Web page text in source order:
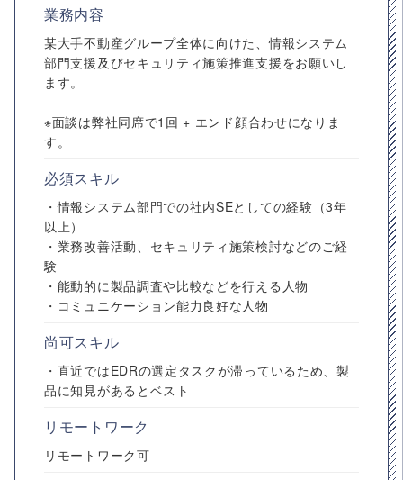
業務内容
某大手不動産グループ全体に向けた、情報システム
部門支援及びセキュリティ施策推進支援をお願いし
ます。
※面談は弊社同席で1回 + エンド顔合わせになりま
す。
必須スキル
・情報システム部門での社内SEとしての経験（3年
以上）
・業務改善活動、セキュリティ施策検討などのご経
験
・能動的に製品調査や比較などを行える人物
・コミュニケーション能力良好な人物
尚可スキル
・直近ではEDRの選定タスクが滞っているため、製
品に知見があるとベスト
リモートワーク
リモートワーク可